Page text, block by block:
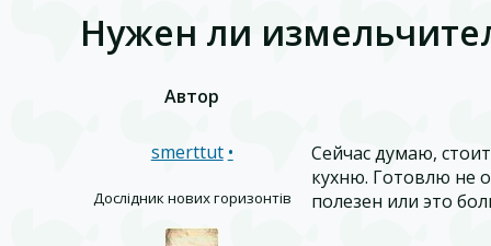
Нужен ли
Автор
smerttut •
Дослідник нових горизонтів
Сейчас думаю,
кухню. Готовлю не
полезен или это